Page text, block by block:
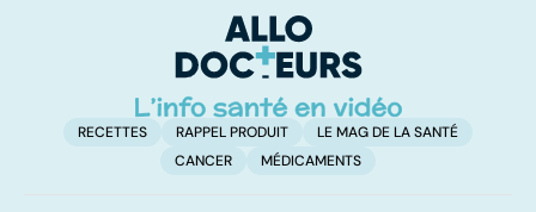
RECETTES RAPPEL PRODUIT
LE MAG DE LA SANTÉ
CANCER
MÉDICAMENTS